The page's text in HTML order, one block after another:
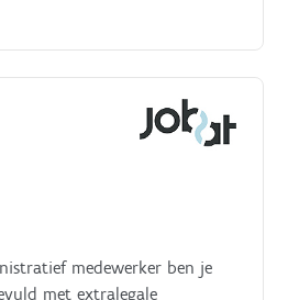
medewerker ben je
met extralegale